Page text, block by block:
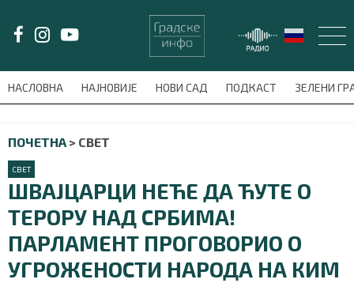
НАСЛОВНА НАЈНОВИЈЕ НОВИ САД ПОДКАСТ ЗЕЛЕНИ
meni'); $this_item = current( wp_filter_object_list(
ПОЧЕТНА > СВЕТ
СВЕТ
ШВАЈЦАРЦИ НЕЋЕ ДА ЋУТЕ О
ТЕРОРУ НАД СРБИМА!
ПАРЛАМЕНТ ПРОГОВОРИО О
УГРОЖЕНОСТИ НАРОДА НА КИМ
LAT/ЋИР
НАСЛОВНА
НАЈНОВИЈЕ
НОВИ САД
ПОДКАСТ